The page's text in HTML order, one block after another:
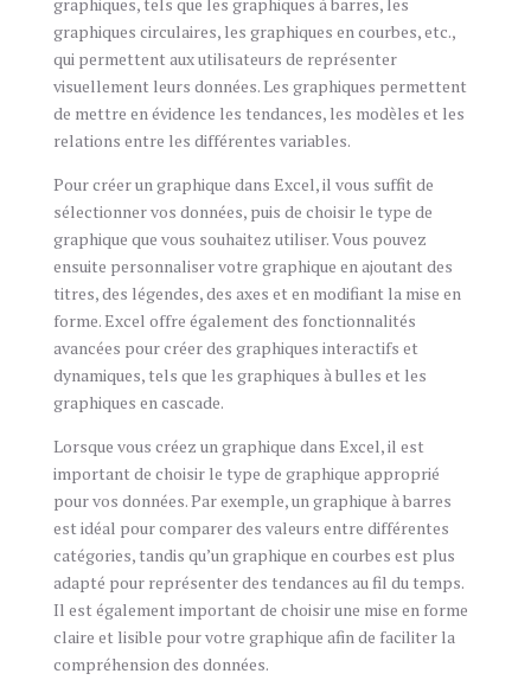
graphiques circulaires, les graphiques en courbes, etc.,
qui permettent aux utilisateurs de représenter
visuellement leurs données. Les graphiques permettent
de mettre en évidence les tendances, les modèles et les
relations entre les différentes variables.
Pour créer un graphique dans Excel, il vous suffit de
sélectionner vos données, puis de choisir le type de
graphique que vous souhaitez utiliser. Vous pouvez
ensuite personnaliser votre graphique en ajoutant des
titres, des légendes, des axes et en modifiant la mise en
forme. Excel offre également des fonctionnalités
avancées pour créer des graphiques interactifs et
dynamiques, tels que les graphiques à bulles et les
graphiques en cascade.
Lorsque vous créez un graphique dans Excel, il est
important de choisir le type de graphique approprié
pour vos données. Par exemple, un graphique à barres
est idéal pour comparer des valeurs entre différentes
catégories, tandis qu’un graphique en courbes est plus
adapté pour représenter des tendances au fil du temps.
Il est également important de choisir une mise en forme
claire et lisible pour votre graphique afin de faciliter la
compréhension des données.